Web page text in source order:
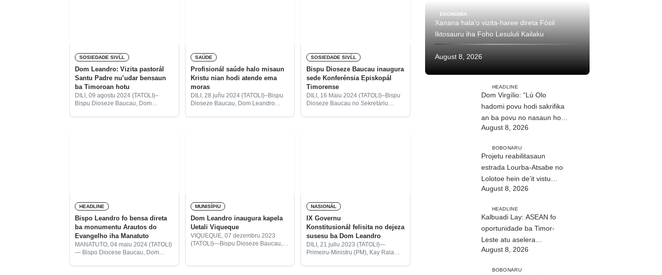
SOSIEDADE SIVĹL
Dom Leandro: Vizita pastorál
Santu Padre nu’udar bensaun
ba Timoroan hotu
DILI, 09 agostu 2024 (TATOLI)–
Bispu Dioseze Baucau, Dom
SAÚDE
Profisionál saúde halo misaun
Kristu nian hodi atende ema
moras
DILI, 28 juñu 2024 (TATOLI)–Bispu
Dioseze Baucau, Dom Leandro
SOSIEDADE SIVĹL
Bispu Dioseze Baucau inaugura
sede Konferénsia Episkopál
Timorense
DILI, 16 Maiu 2024 (TATOLI)–Bispu
Dioseze Baucau no Sekretáriu
HEADLINE
Bispo Leandro fo bensa direta
ba monumentu Arautos do
Evangelho iha Manatuto
MANATUTO, 04 maiu 2024 (TATOLI)
— Bispo Diocese Baucau, Dom
husi Monsignor Marco Sprizzi,
MUNISÍPIU
Dom Leandro inaugura kapela
Uetali Viqueque
VIQUEQUE, 07 dezembru 2023
(TATOLI)—Bispu Dioseze Baucau,
Senhora Maria dos Anjos Uetali, iha
NASIONÁL
IX Governu
Konstitusionál felisita no dejeza
susesu ba Dom Leandro
DILI, 21 jullu 2023 (TATOLI)-–
Primeiru-Ministru (PM), Kay Rala
Konstitusionál nia naran kongratula
EKONOMIA
Xanana hala’o vizita-haree direta Fósil
Iktosauru iha Foho Lesululi Kailaku
August 8, 2026
HEADLINE
Dom Virgílio: “Lú Olo
hadomi povu hodi sakrifika
an ba povu no nasaun ho
fuan”
August 8, 2026
BOBONARU
Projetu reabilitasaun
estrada Lourba-Atsabe no
Lolotoe hein de’it vistu
tribunál
August 8, 2026
HEADLINE
Kalbuadi Lay: ASEAN fo
oportunidade ba Timor-
Leste atu aselera
transformasaun ekonómika
August 8, 2026
BOBONARU